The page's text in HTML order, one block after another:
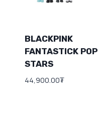
BLACKPINK
FANTASTICK POP
STARS
44,900.00₮